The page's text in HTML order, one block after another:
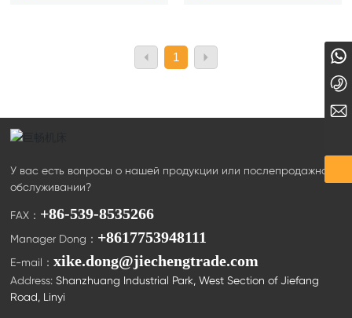
1
У вас есть вопросы о нашей продукции или послепродажном
обслуживании?
FAX： +86-539-8535266
Manager Dong： +8617753948111
E-mail：xike.dong@jiechengtrade.com
Address:Shanzhuang Industrial Park, West Section of Jiefang
Road, Linyi